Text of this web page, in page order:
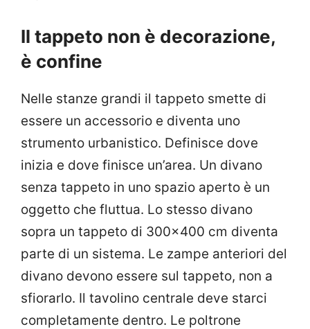
Il tappeto non è decorazione,
è confine
Nelle stanze grandi il tappeto smette di
essere un accessorio e diventa uno
strumento urbanistico. Definisce dove
inizia e dove finisce un’area. Un divano
senza tappeto in uno spazio aperto è un
oggetto che fluttua. Lo stesso divano
sopra un tappeto di 300×400 cm diventa
parte di un sistema. Le zampe anteriori del
divano devono essere sul tappeto, non a
sfiorarlo. Il tavolino centrale deve starci
completamente dentro. Le poltrone